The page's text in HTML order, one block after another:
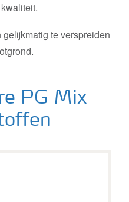
te verspreiden
PG Mix